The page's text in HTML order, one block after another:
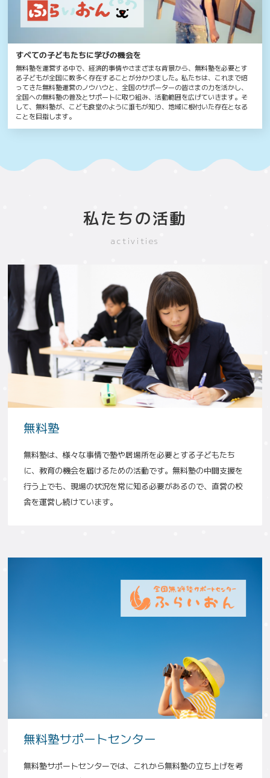
すべての子どもたちに学びの機会を
無料塾を運営する中で、経済的事情やさまざまな背景から、無料塾を必要とす
る子どもが全国に数多く存在することが分かりました。私たちは、これまで培
ってきた無料塾運営のノウハウと、全国のサポーターの皆さまの力を活かし、
全国への無料塾の普及とサポートに取り組み、活動範囲を広げていきます。そ
して、無料塾が、こども食堂のように誰もが知り、地域に根付いた存在となる
ことを目指します。
私たちの活動
activities
無料塾
無料塾は、様々な事情で塾や居場所を必要とする子どもたち
に、教育の機会を届けるための活動です。無料塾の中間支援を
行う上でも、現場の状況を常に知る必要があるので、直営の校
舎を運営し続けています。
無料塾サポートセンター
無料塾サポートセンターでは、これから無料塾の立ち上げを考